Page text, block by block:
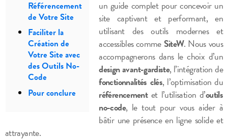
Référencement
de Votre Site
Faciliter la
Création de
Votre Site avec
des Outils No-
Code
Pour conclure
un guide complet pour concevoir un
site captivant et performant, en
utilisant des outils modernes et
accessibles comme SiteW. Nous vous
accompagnerons dans le choix d’un
design avant-gardiste, l’intégration de
fonctionnalités clés, l’optimisation du
référencementet l’utilisation d’outils
no-code, le tout pour vous aider à
bâtir une présence en ligne solide et
attrayante.